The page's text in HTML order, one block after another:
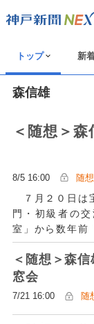
トップ 新
森信雄
＜随想＞
8/5 16:00 随想
７月２０日は
門・初級者の
室」から数年前
労の産物。イベ
からクレームが
と大変だった。
＜随想＞森
窓会
7/21 16:00 随